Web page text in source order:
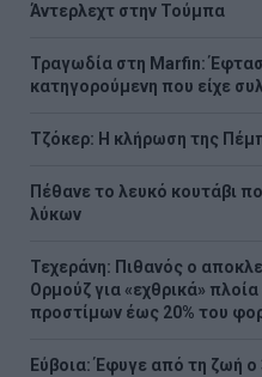
Άντερλεχτ στην Τούμπα
Τραγωδία στη Marfin:
κατηγορούμενη που είχε
Τζόκερ: Η κλήρωση της
Πέθανε το λευκό κουτάβι
λύκων
Τεχεράνη: Πιθανός ο
Ορμούζ για «εχθρικά»
προστίμων έως 20% του
Εύβοια: Έφυγε από τη ζωή ο